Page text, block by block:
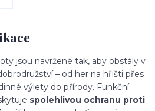
jsou navržené tak, aby obstály v
– od her na hřišti přes
výlety do přírody. Funkční
spolehlivou ochranu proti